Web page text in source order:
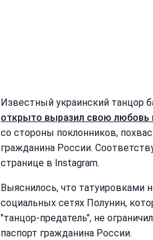
Известный украинский танцор
открыто выразил свою любовь
со стороны поклонников,
гражданина России.
странице в Instagram.
Выяснилось, что татуировками
социальных сетях Полунин,
"танцор-предатель", не
паспорт гражданина России.